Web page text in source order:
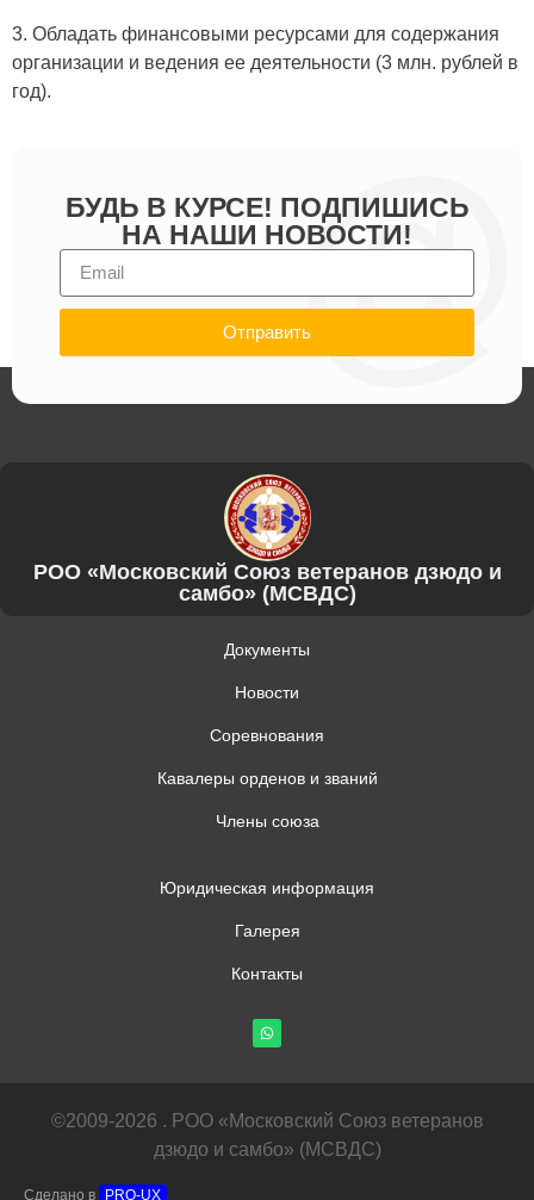
3. Обладать финансовыми ресурсами для содержания
организации и ведения ее деятельности (3 млн. рублей в
год).
БУДЬ В КУРСЕ! ПОДПИШИСЬ
НА НАШИ НОВОСТИ!
Отправить
РОО «Московский Союз ветеранов дзюдо и
самбо» (МСВДС)
Документы
Новости
Соревнования
Кавалеры орденов и званий
Члены союза
Юридическая информация
Галерея
Контакты
©2009-2026 . РОО «Московский Союз ветеранов
дзюдо и самбо» (МСВДС)
Сделано в PRO-UX